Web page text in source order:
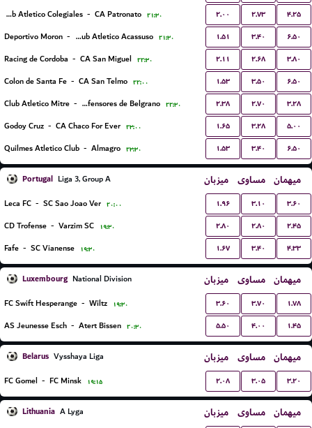
Club Atletico Colegiales - CA Patronato ۲۱:۳۰ ۲.۰۰ ۲.۷۳ ۴.۲۵
Deportivo Moron - Club Atletico Acassuso ۲۱:۳۰ ۱.۵۱ ۳.۴۰ ۶.۵۰
Racing de Cordoba - CA San Miguel ۲۲:۳۰ ۲.۱۱ ۲.۶۸ ۳.۸۰
Colon de Santa Fe - CA San Telmo ۲۲:۰۰ ۱.۵۳ ۳.۵۰ ۶.۵۰
Club Atletico Mitre - CA Defensores de Belgrano ۲۲:۳۰ ۲.۳۸ ۲.۷۰ ۳.۲۸
Godoy Cruz - CA Chaco For Ever ۲۳:۰۰ ۱.۶۵ ۳.۲۸ ۵.۰۰
Quilmes Atletico Club - Almagro ۲۳:۳۰ ۱.۵۳ ۳.۴۰ ۶.۵۰
Portugal Liga 3, Group A میزبان مساوی میهمان
Leca FC - SC Sao Joao Ver ۲۰:۰۰ ۱.۹۶ ۳.۱۰ ۳.۶۰
CD Trofense - Varzim SC ۱۹:۳۰ ۲.۸۰ ۲.۸۰ ۲.۴۵
Fafe - SC Vianense ۱۹:۳۰ ۱.۶۷ ۳.۴۰ ۴.۳۳
Luxembourg National Division میزبان مساوی میهمان
FC Swift Hesperange - Wiltz ۱۹:۳۰ ۳.۶۰ ۳.۷۰ ۱.۷۸
AS Jeunesse Esch - Atert Bissen ۲۰:۳۰ ۵.۵۰ ۴.۰۰ ۱.۴۵
Belarus Vysshaya Liga میزبان مساوی میهمان
FC Gomel - FC Minsk ۱۹:۱۵ ۲.۰۸ ۳.۰۵ ۳.۲۰
Lithuania A Lyga میزبان مساوی میهمان